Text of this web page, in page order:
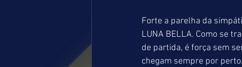
Forte a parelha da
LUNA BELLA. Como se
de partida, é força sem
chegam sempre por